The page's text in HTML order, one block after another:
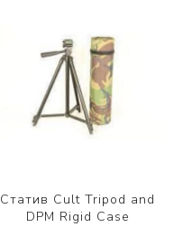
Статив Cult Tripod and
DPM Rigid Case